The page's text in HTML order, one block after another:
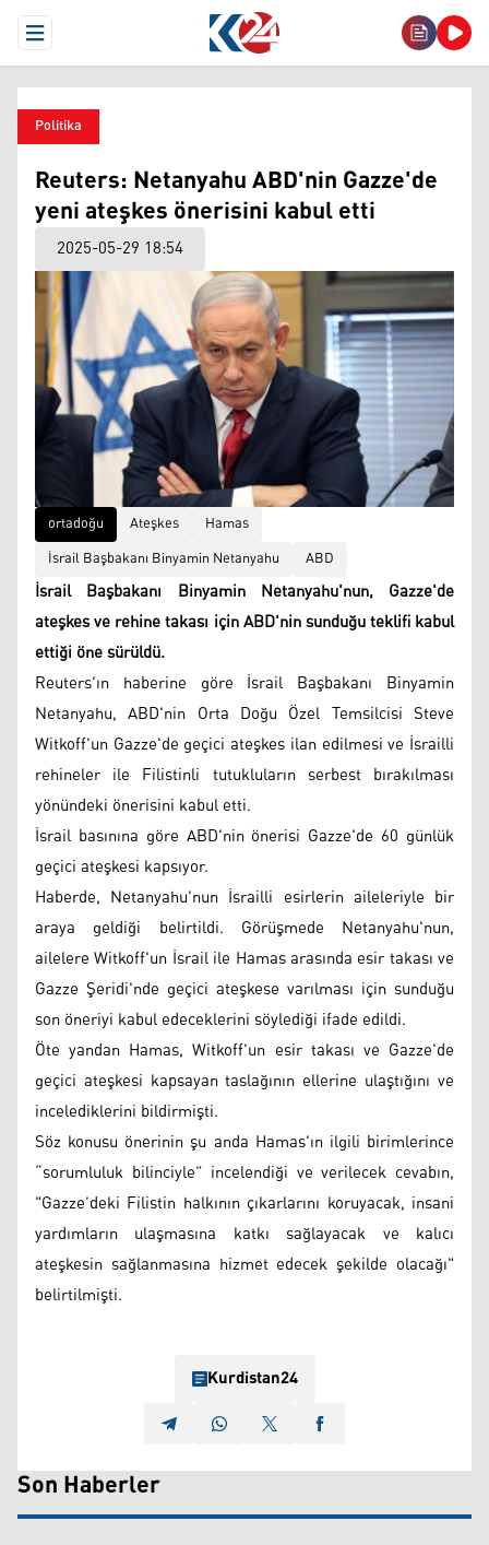
Open Menu
Politika
Reuters: Netanyahu ABD'nin Gazze'de
yeni ateşkes önerisini kabul etti
2025-05-29 18:54
ortadoğu Ateşkes
Hamas
İsrail Başbakanı Binyamin Netanyahu
ABD
İsrail Başbakanı Binyamin Netanyahu'nun, Gazze'de
ateşkes ve rehine takası için ABD'nin sunduğu teklifi kabul
ettiği öne sürüldü.
Reuters'ın haberine göre İsrail Başbakanı Binyamin
Netanyahu, ABD'nin Orta Doğu Özel Temsilcisi Steve
Witkoff'un Gazze'de geçici ateşkes ilan edilmesi ve İsrailli
rehineler ile Filistinli tutukluların serbest bırakılması
yönündeki önerisini kabul etti.
İsrail basınına göre ABD'nin önerisi Gazze'de 60 günlük
geçici ateşkesi kapsıyor.
Haberde, Netanyahu'nun İsrailli esirlerin aileleriyle bir
araya geldiği belirtildi. Görüşmede Netanyahu'nun,
ailelere Witkoff'un İsrail ile Hamas arasında esir takası ve
Gazze Şeridi'nde geçici ateşkese varılması için sunduğu
son öneriyi kabul edeceklerini söylediği ifade edildi.
Öte yandan Hamas, Witkoff'un esir takası ve Gazze'de
geçici ateşkesi kapsayan taslağının ellerine ulaştığını ve
incelediklerini bildirmişti.
Söz konusu önerinin şu anda Hamas'ın ilgili birimlerince
“sorumluluk bilinciyle” incelendiği ve verilecek cevabın,
"Gazze’deki Filistin halkının çıkarlarını koruyacak, insani
yardımların ulaşmasına katkı sağlayacak ve kalıcı
ateşkesin sağlanmasına hizmet edecek şekilde olacağı"
belirtilmişti.
Kurdistan24
Son Haberler